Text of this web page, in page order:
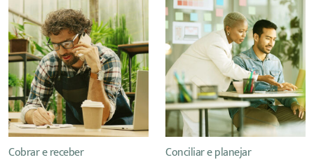
Cobrar e receber Conciliar e planejar